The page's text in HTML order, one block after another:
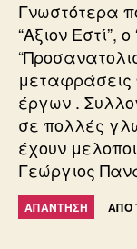
Γνωστότερα
“Αξιον Εστί”,
μεταφράσεις
έργων .
σε πολλές
έχουν
Γεώργιος
ΑΠΆΝΤΗΣΗ ΑΠΌ